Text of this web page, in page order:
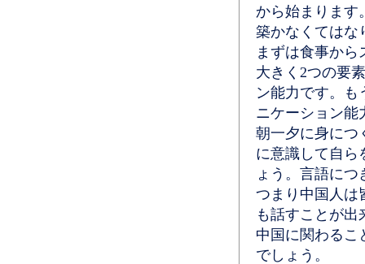
から始まります
築かなくてはな
まずは食事か
大きく2つの要
ン能力です。も
ニケーション能
朝一夕に身につ
に意識して自ら
ょう。言語に
つまり中国人は
も話すことが
中国に関わるこ
でしょう。